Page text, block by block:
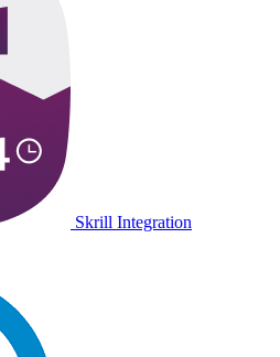
Skrill Integration